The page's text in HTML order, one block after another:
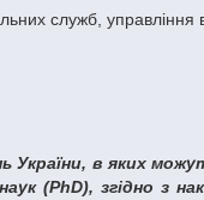
служб, управління
України, в яких
(PhD), згідно з